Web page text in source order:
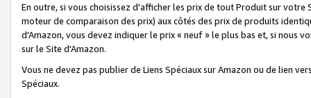
En outre, si vous choisissez d'afficher les prix de tout Produit sur
moteur de comparaison des prix) aux côtés des prix de produits
d'Amazon, vous devez indiquer le prix « neuf » le plus bas et, si nous
sur le Site d'Amazon.
Vous ne devez pas publier de Liens Spéciaux sur Amazon ou de lien
Spéciaux.